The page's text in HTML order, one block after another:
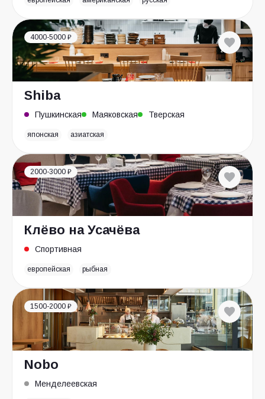
4000-5000 ₽
Shiba
Пушкинская Маяковская Тверская
японская азиатская
2000-3000 ₽
Клёво на Усачёва
Спортивная
европейская рыбная
1500-2000 ₽
Nobo
Менделеевская